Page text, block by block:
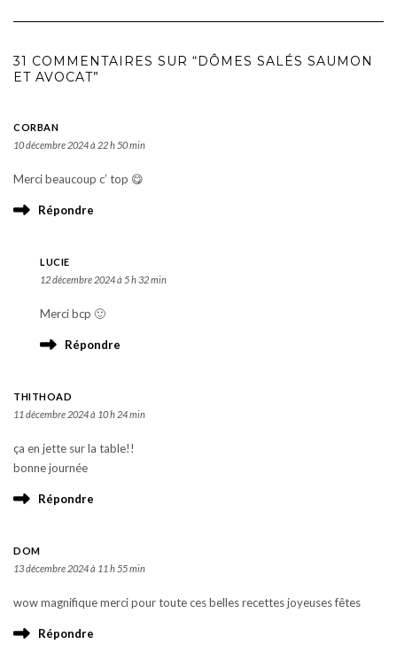
31 COMMENTAIRES SUR “DÔMES SALÉS SAUMON
ET AVOCAT”
CORBAN
10 décembre 2024 à 22 h 50 min
Merci beaucoup c’ top 😋
Répondre
LUCIE
12 décembre 2024 à 5 h 32 min
Merci bcp 🙂
Répondre
THITHOAD
11 décembre 2024 à 10 h 24 min
ça en jette sur la table!!
bonne journée
Répondre
DOM
13 décembre 2024 à 11 h 55 min
wow magnifique merci pour toute ces belles recettes joyeuses fêtes
Répondre